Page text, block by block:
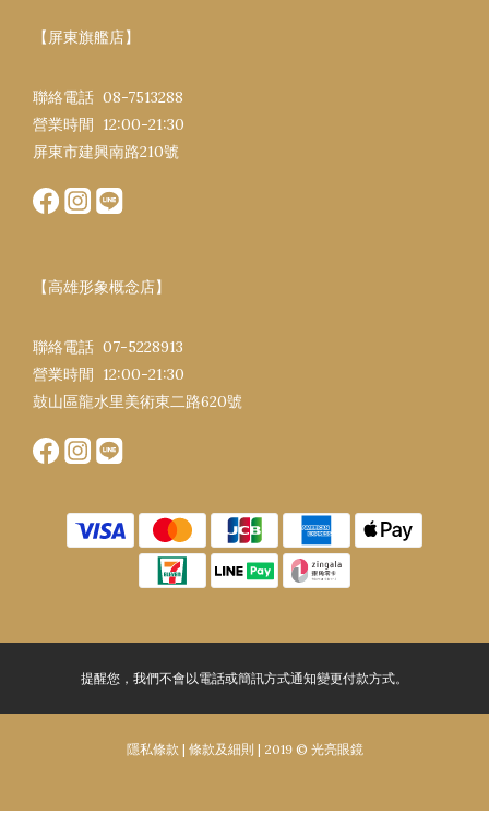
【屏東旗艦店】
聯絡電話 08-7513288
營業時間 12:00-21:30​
屏東市建興南路​210號
【高雄形象概念店】
聯絡電話 07-5228913
營業時間 12:00-21:30​
鼓山區龍水里美術東二路620號
提醒您，我們不會以電話或簡訊方式通知變更付款方式。
隱私條款 | 條款及細則 | 2019 © 光亮眼鏡